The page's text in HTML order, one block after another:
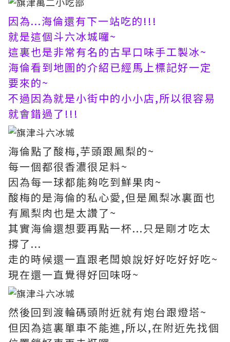
因為...海倫還有下一站吃的!!!
就是這個斗六冰城囉~
這裏也是非常有名的古早口味手工製冰~
海倫看到地圖的介紹已經馬上標記好一定
要來的~
不過因為就是小街中的小小店,所以很容易
就會錯過了!!!
海倫點了酸梅,芋頭跟鳳梨的~
每一個都很香濃很足料~
因為每一球都能夠吃到鮮果肉~
酸梅的是海倫的私心愛,但是鳳梨冰裏面也
有鳳梨肉也是太讚了~
其實海倫還想要再點一杯...只是剛才吃太
撐了...
走的時候還一直跟老闆娘說好好吃好好吃~
現在還一直覺得好回味呀~
然後回到渡輪碼頭附近就有炮台跟燈塔~
但因為這裏單車不能進,所以,在附近先找個